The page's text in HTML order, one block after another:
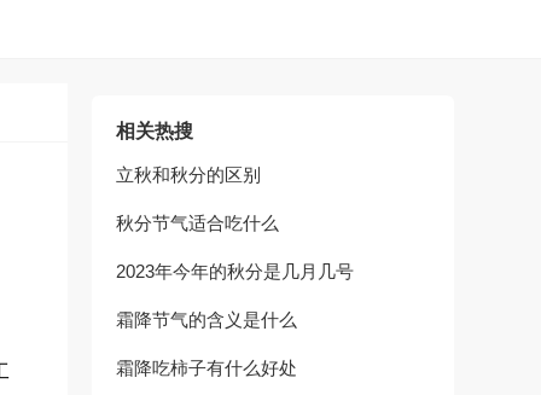
相关热搜
立秋和秋分的区别
秋分节气适合吃什么
2023年今年的秋分是几月几号
霜降节气的含义是什么
霜降吃柿子有什么好处